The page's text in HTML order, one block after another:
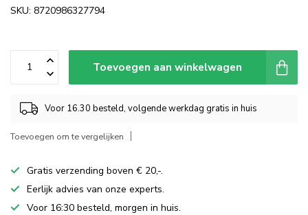
SKU: 8720986327794
Toevoegen aan winkelwagen
Voor 16.30 besteld, volgende werkdag gratis in huis
Toevoegen om te vergelijken
Gratis verzending boven € 20,-.
Eerlijk advies van onze experts.
Voor 16:30 besteld, morgen in huis.